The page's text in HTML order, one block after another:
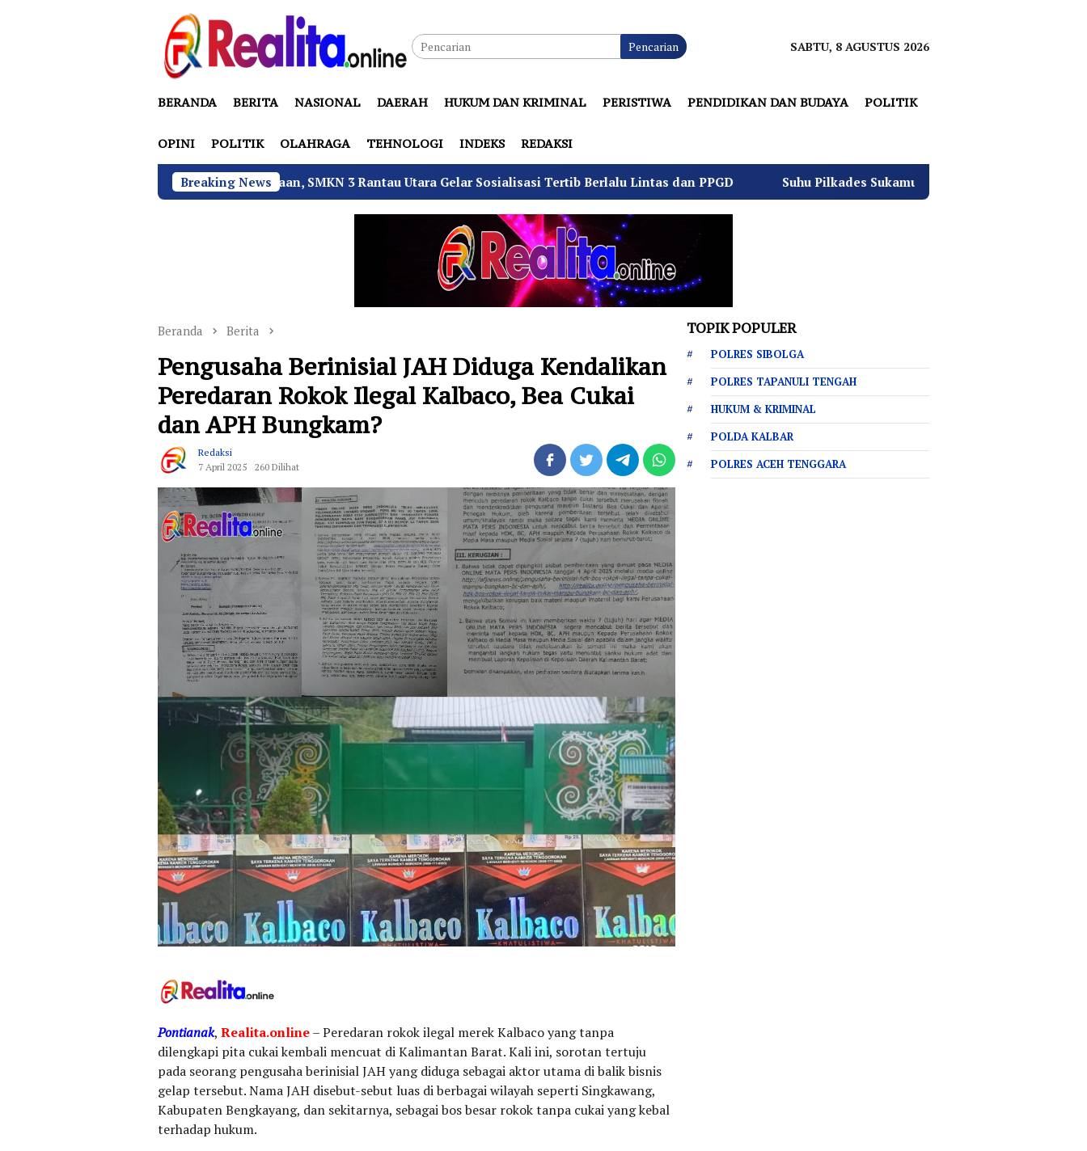
Pencarian SABTU, 8 AGUSTUS 2026
BERANDA BERITA NASIONAL DAERAH HUKUM DAN KRIMINAL PERISTIWA PENDIDIKAN DAN BUDAYA POLITIK
OPINI POLITIK OLAHRAGA TEHNOLOGI INDEKS REDAKSI
Breaking News
Tekan Fatalitas Kecelakaan, SMKN 3 Rantau Utara Gelar Sosialisasi Tertib Berlalu Lintas dan PPGD Suhu Pilkades Sukamulya Memanas, 2000 Warga Rencana Gelar
Beranda Berita
Pengusaha Berinisial JAH Diduga Kendalikan
Peredaran Rokok Ilegal Kalbaco, Bea Cukai
dan APH Bungkam?
Redaksi
7 April 2025
260 Dilihat
Pontianak, Realita.online– Peredaran rokok ilegal merek Kalbaco yang tanpa
dilengkapi pita cukai kembali mencuat di Kalimantan Barat. Kali ini, sorotan tertuju
pada seorang pengusaha berinisial JAH yang diduga sebagai aktor utama di balik bisnis
gelap tersebut. Nama JAH disebut-sebut luas di berbagai wilayah seperti Singkawang,
Kabupaten Bengkayang, dan sekitarnya, sebagai bos besar rokok tanpa cukai yang kebal
terhadap hukum.
TOPIK POPULER
POLRES SIBOLGA
POLRES TAPANULI TENGAH
HUKUM & KRIMINAL
POLDA KALBAR
POLRES ACEH TENGGARA